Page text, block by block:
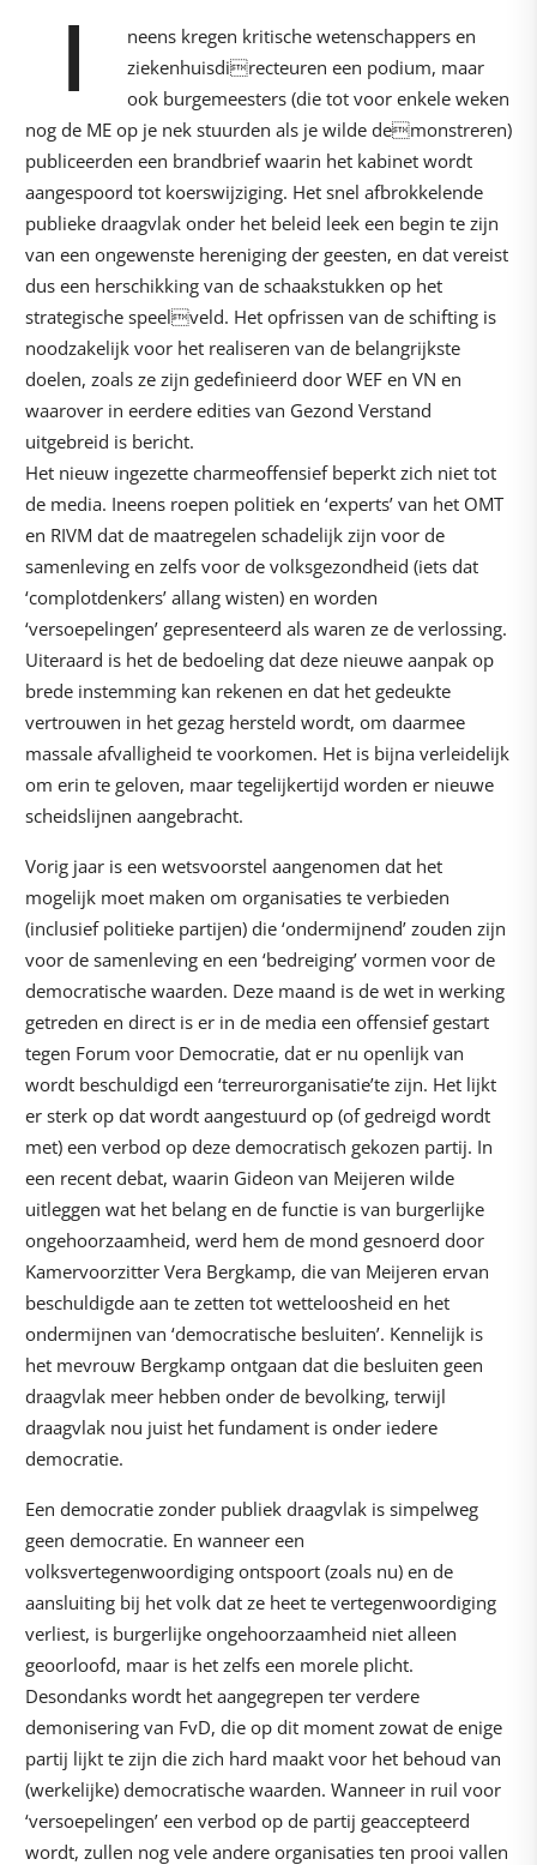
I
neens kregen kritische wetenschappers en
ziekenhuisdirecteuren een podium, maar
ook burgemeesters (die tot voor enkele weken
nog de ME op je nek stuurden als je wilde demonstreren)
publiceerden een brandbrief waarin het kabinet wordt
aangespoord tot koerswijziging. Het snel afbrokkelende
publieke draagvlak onder het beleid leek een begin te zijn
van een ongewenste hereniging der geesten, en dat vereist
dus een herschikking van de schaakstukken op het
strategische speelveld. Het opfrissen van de schifting is
noodzakelijk voor het realiseren van de belangrijkste
doelen, zoals ze zijn gedefinieerd door WEF en VN en
waarover in eerdere edities van Gezond Verstand
uitgebreid is bericht.
Het nieuw ingezette charmeoffensief beperkt zich niet tot
de media. Ineens roepen politiek en ‘experts’ van het OMT
en RIVM dat de maatregelen schadelijk zijn voor de
samenleving en zelfs voor de volksgezondheid (iets dat
‘complotdenkers’ allang wisten) en worden
‘versoepelingen’ gepresenteerd als waren ze de verlossing.
Uiteraard is het de bedoeling dat deze nieuwe aanpak op
brede instemming kan rekenen en dat het gedeukte
vertrouwen in het gezag hersteld wordt, om daarmee
massale afvalligheid te voorkomen. Het is bijna verleidelijk
om erin te geloven, maar tegelijkertijd worden er nieuwe
scheidslijnen aangebracht.
Vorig jaar is een wetsvoorstel aangenomen dat het
mogelijk moet maken om organisaties te verbieden
(inclusief politieke partijen) die ‘ondermijnend’ zouden zijn
voor de samenleving en een ‘bedreiging’ vormen voor de
democratische waarden. Deze maand is de wet in werking
getreden en direct is er in de media een offensief gestart
tegen Forum voor Democratie, dat er nu openlijk van
wordt beschuldigd een ‘terreurorganisatie’te zijn. Het lijkt
er sterk op dat wordt aangestuurd op (of gedreigd wordt
met) een verbod op deze democratisch gekozen partij. In
een recent debat, waarin Gideon van Meijeren wilde
uitleggen wat het belang en de functie is van burgerlijke
ongehoorzaamheid, werd hem de mond gesnoerd door
Kamervoorzitter Vera Bergkamp, die van Meijeren ervan
beschuldigde aan te zetten tot wetteloosheid en het
ondermijnen van ‘democratische besluiten’. Kennelijk is
het mevrouw Bergkamp ontgaan dat die besluiten geen
draagvlak meer hebben onder de bevolking, terwijl
draagvlak nou juist het fundament is onder iedere
democratie.
Een democratie zonder publiek draagvlak is simpelweg
geen democratie. En wanneer een
volksvertegenwoordiging ontspoort (zoals nu) en de
aansluiting bij het volk dat ze heet te vertegenwoordiging
verliest, is burgerlijke ongehoorzaamheid niet alleen
geoorloofd, maar is het zelfs een morele plicht.
Desondanks wordt het aangegrepen ter verdere
demonisering van FvD, die op dit moment zowat de enige
partij lijkt te zijn die zich hard maakt voor het behoud van
(werkelijke) democratische waarden. Wanneer in ruil voor
‘versoepelingen’ een verbod op de partij geaccepteerd
wordt, zullen nog vele andere organisaties ten prooi vallen